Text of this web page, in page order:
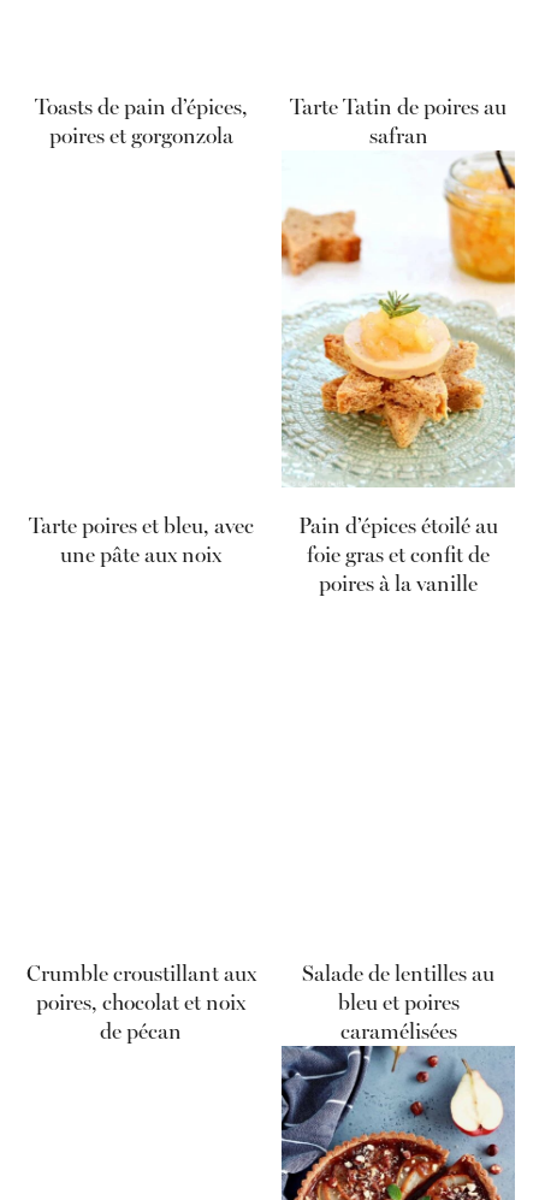
Toasts de pain d’épices,
poires et gorgonzola
Tarte Tatin de poires au
safran
Tarte poires et bleu, avec
une pâte aux noix
Pain d’épices étoilé au
foie gras et confit de
poires à la vanille
Crumble croustillant aux
poires, chocolat et noix
de pécan
Salade de lentilles au
bleu et poires
caramélisées